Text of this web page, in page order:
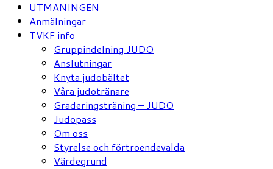
UTMANINGEN
Anmälningar
TVKF info
Gruppindelning JUDO
Anslutningar
Knyta judobältet
Våra judotränare
Graderingsträning – JUDO
Judopass
Om oss
Styrelse och förtroendevalda
Värdegrund